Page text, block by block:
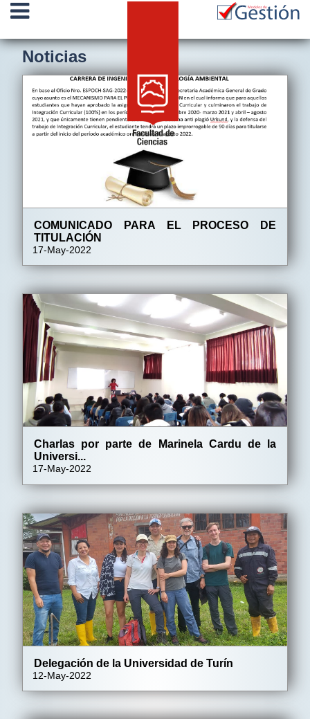
Noticias
COMUNICADO PARA EL PROCESO DE
TITULACIÓN
17-May-2022
Charlas por parte de Marinela Cardu de la
Universi...
17-May-2022
Delegación de la Universidad de Turín
12-May-2022